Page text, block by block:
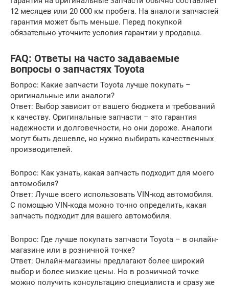
12 месяцев или 20 000 км пробега. На аналоги запчастей
гарантия может быть меньше. Перед покупкой
обязательно уточните условия гарантии у продавца.
FAQ: Ответы на часто задаваемые
вопросы о запчастях Toyota
Вопрос: Какие запчасти Toyota лучше покупать –
оригинальные или аналоги?
Ответ: Выбор зависит от вашего бюджета и требований
к качеству. Оригинальные запчасти – это гарантия
надежности и долговечности, но они дороже. Аналоги
могут быть дешевле, но нужно выбирать качественных
производителей.
Вопрос: Как узнать, какая запчасть подходит для моего
автомобиля?
Ответ: Лучше всего использовать VIN-код автомобиля.
С помощью VIN-кода можно точно определить, какая
запчасть подходит для вашего автомобиля.
Вопрос: Где лучше покупать запчасти Toyota – в онлайн-
магазине или в розничной точке?
Ответ: Онлайн-магазины предлагают более широкий
выбор и более низкие цены. Но в розничной точке
можно получить консультацию специалиста и сразу же